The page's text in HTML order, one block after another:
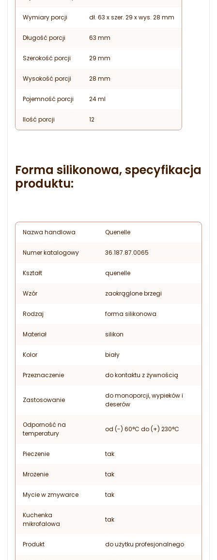
Wymiary porcji dł. 63 x szer. 29 x wys. 28 mm
Długość porcji 63 mm
Szerokość porcji 29 mm
Wysokość porcji 28 mm
Pojemność porcji 24 ml
Ilość porcji 12
Forma silikonowa, specyfikacja
produktu:
Nazwa handlowa Quenelle
Numer katalogowy 36.187.87.0065
Kształt quenelle
Wzór zaokrąglone brzegi
Rodzaj forma silikonowa
Materiał silikon
Kolor biały
Przeznaczenie do kontaktu z żywnością
Zastosowanie
do monoporcji, wypieków i
deserów
Odporność na
temperatury
od (-) 60°C do (+) 230°C
Pieczenie tak
Mrożenie tak
Mycie w zmywarce tak
Kuchenka
mikrofalowa
tak
Produkt do użytku profesjonalnego